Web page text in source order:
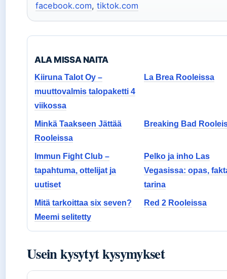
facebook.com, tiktok.com
ALA MISSA NAITA
Kiiruna Talot Oy –
muuttovalmis talopaketti 4
viikossa
La Brea Rooleissa
Minkä Taakseen Jättää
Rooleissa
Breaking Bad
Immun Fight Club –
tapahtuma, ottelijat ja
uutiset
Pelko ja inho Las
Vegasissa: opas,
tarina
Mitä tarkoittaa six seven?
Meemi selitetty
Red 2 Rooleissa
Usein kysytyt kysymykset